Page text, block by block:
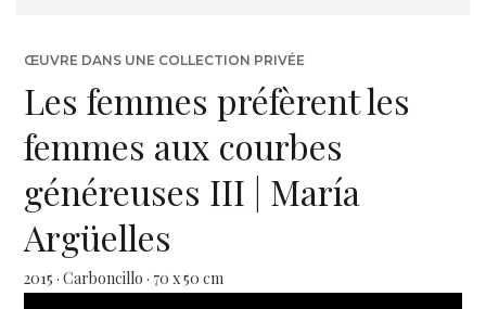
ŒUVRE DANS UNE COLLECTION PRIVÉE
Les femmes préfèrent les
femmes aux courbes
généreuses III | María
Argüelles
2015 · Carboncillo · 70 x 50 cm